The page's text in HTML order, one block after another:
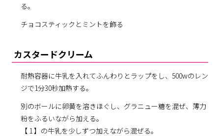
る。
チョコスティックとミントを飾る
カスタードクリーム
耐熱容器に牛乳を入れてふんわりとラップをし、500wのレン
ジで1分30秒加熱する。
別のボールに卵黄を溶きほぐし、グラニュー糖を混ぜ、薄力
粉をふるいながら加える。
【 1 】の牛乳を少しずつ加えながら混ぜる。